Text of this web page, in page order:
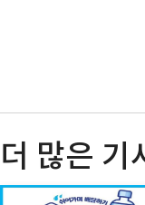
더 많은 기